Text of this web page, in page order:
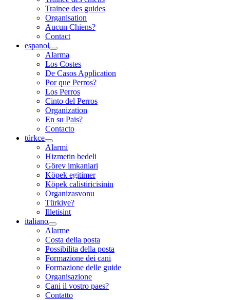
Trainee des guides
Organisation
Aucun Chiens?
Contact
espanol
Alarma
Los Costes
De Casos Application
Por que Perros?
Los Perros
Cinto del Perros
Organization
En su Pais?
Contacto
türkce
Alarmi
Hizmetin bedeli
Görev imkanlari
Köpek egitimer
Köpek calistiricisinin
Organizasvonu
Türkiye?
Illetisint
italiano
Alarme
Costa della posta
Possibilita della posta
Formazione dei cani
Formazione delle guide
Organisazione
Cani il vostro paes?
Contatto